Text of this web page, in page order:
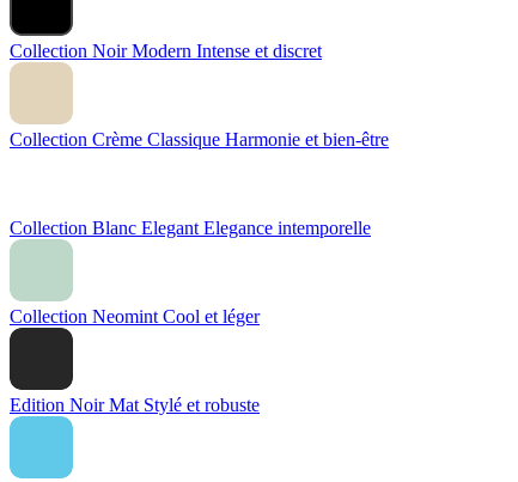
Collection Noir Modern Intense et discret
Collection Crème Classique Harmonie et bien-être
Collection Blanc Elegant Elegance intemporelle
Collection Neomint Cool et léger
Edition Noir Mat Stylé et robuste